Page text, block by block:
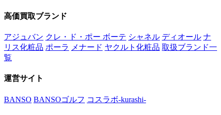
高価買取ブランド
アジュバン クレ・ド・ポー ボーテ シャネル ディオール ナ
リス化粧品 ポーラ メナード ヤクルト化粧品 取扱ブランド一
覧
運営サイト
BANSO BANSOゴルフ コスラボ-kurashi-